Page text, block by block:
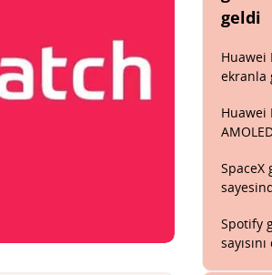
geldi
Huawei
ekranla
Huawei
SpaceX
Spotify